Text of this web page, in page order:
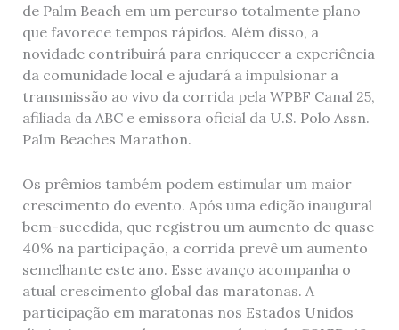
de Palm Beach em um percurso totalmente plano
que favorece tempos rápidos. Além disso, a
novidade contribuirá para enriquecer a experiência
da comunidade local e ajudará a impulsionar a
transmissão ao vivo da corrida pela WPBF Canal 25,
afiliada da ABC e emissora oficial da U.S. Polo Assn.
Palm Beaches Marathon.
Os prêmios também podem estimular um maior
crescimento do evento. Após uma edição inaugural
bem-sucedida, que registrou um aumento de quase
40% na participação, a corrida prevê um aumento
semelhante este ano. Esse avanço acompanha o
atual crescimento global das maratonas. A
participação em maratonas nos Estados Unidos